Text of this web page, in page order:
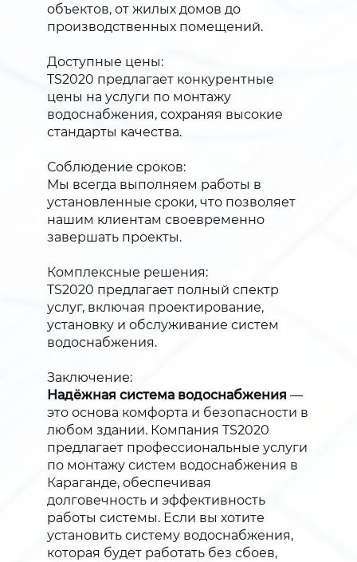
объектов, от жилых домов до
производственных помещений.
Доступные цены:
TS2020 предлагает конкурентные
цены на услуги по монтажу
водоснабжения, сохраняя высокие
стандарты качества.
Соблюдение сроков:
Мы всегда выполняем работы в
установленные сроки, что позволяет
нашим клиентам своевременно
завершать проекты.
Комплексные решения:
TS2020 предлагает полный спектр
услуг, включая проектирование,
установку и обслуживание систем
водоснабжения.
Заключение:
Надёжная система водоснабжения —
это основа комфорта и безопасности в
любом здании. Компания TS2020
предлагает профессиональные услуги
по монтажу систем водоснабжения в
Караганде, обеспечивая
долговечность и эффективность
работы системы. Если вы хотите
установить систему водоснабжения,
которая будет работать без сбоев,